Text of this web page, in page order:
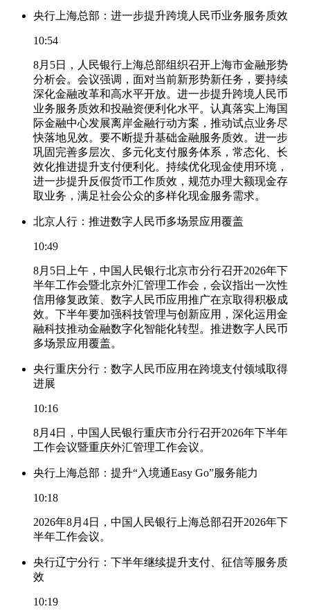
央行上海总部：进一步提升跨境人民币业务服务质效
10:54
8月5日，人民银行上海总部组织召开上海市金融形势
分析会。会议强调，面对当前新形势新任务，要持续
深化金融改革和高水平开放。进一步提升跨境人民币
业务服务质效和投融资便利化水平。认真落实上海国
际金融中心发展离岸金融行动方案，推动试点业务尽
快落地见效。要不断提升基础金融服务质效。进一步
巩固完善多层次、多元化支付服务体系，常态化、长
效化推进提升支付便利化。持续优化现金使用环境，
进一步提升反假货币工作质效，规范办理大额现金存
取业务，满足社会公众的多样化现金服务需求。
北京人行：推进数字人民币多场景应用覆盖
10:49
8月5日上午，中国人民银行北京市分行召开2026年下
半年工作会暨北京外汇管理工作会，会议指出一次性
信用修复政策、数字人民币应用推广在京取得积极成
效。下半年要加强科技管理与创新应用，深化运用金
融科技推动金融数字化智能化转型。推进数字人民币
多场景应用覆盖。
央行重庆分行：数字人民币应用在跨境支付领域取得
进展
10:16
8月4日，中国人民银行重庆市分行召开2026年下半年
工作会议暨重庆外汇管理工作会议。
央行上海总部：提升“入境通Easy Go”服务能力
10:18
2026年8月4日，中国人民银行上海总部召开2026年下
半年工作会议。
央行辽宁分行：下半年继续提升支付、征信等服务质
效
10:19